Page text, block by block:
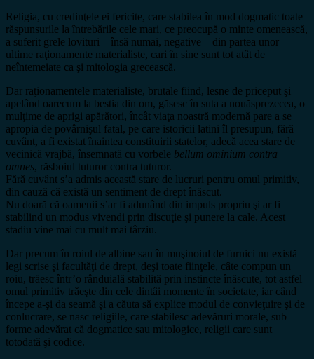
Religia, cu credinţele ei fericite, care stabilea în mod dogmatic toate
răspunsurile la întrebările cele mari, ce preocupă o minte omenească,
a suferit grele lovituri – însă numai, negative – din partea unor
ultime raţionamente materialiste, cari în sine sunt tot atât de
neîntemeiate ca şi mitologia grecească.
Dar raţionamentele materialiste, brutale fiind, lesne de priceput şi
apelând oarecum la bestia din om, găsesc în suta a nouăsprezecea, o
mulţime de aprigi apărători, încât viaţa noastră modernă pare a se
apropia de povârnişul fatal, pe care istoricii latini îl presupun, fără
cuvânt, a fi existat înaintea constituirii statelor, adecă acea stare de
vecinică vrajbă, însemnată cu vorbele bellum ominium contra
omnes, răsboiul tuturor contra tuturor.
Fără cuvânt s’a admis această stare de lucruri pentru omul primitiv,
din cauză că există un sentiment de drept înăscut.
Nu doară că oamenii s’ar fi adunând din impuls propriu şi ar fi
stabilind un modus vivendi prin discuţie şi punere la cale. Acest
stadiu vine mai cu mult mai târziu.
Dar precum în roiul de albine sau în muşinoiul de furnici nu există
legi scrise şi facultăţi de drept, deşi toate fiinţele, câte compun un
roiu, trăesc într’o rânduială stabilită prin instincte înăscute, tot astfel
omul primitiv trăeşte din cele dintâi momente în societate, iar când
începe a-şi da seamă şi a căuta să explice modul de convieţuire şi de
conlucrare, se nasc religiile, care stabilesc adevăruri morale, sub
forme adevărat că dogmatice sau mitologice, religii care sunt
totodată şi codice.